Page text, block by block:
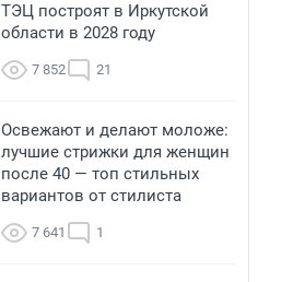
ТЭЦ построят в Иркутской
области в 2028 году
7 852 21
Освежают и делают моложе:
лучшие стрижки для женщин
после 40 — топ стильных
вариантов от стилиста
7 641 1